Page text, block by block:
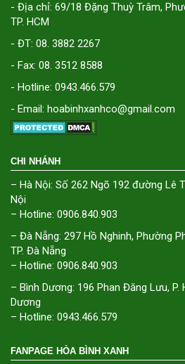
- Địa chỉ: 69/18 Đặng Thuỳ Trâm,
TP. HCM
- ĐT: 08. 3882 2267
- Fax: 08. 3512 8588
- Hotline: 0943.466.579
- Email: hoabinhxanhco@gmail.com
CHI NHÁNH
– Hà Nội: Số 262 Ngõ 192 đường Lê
Nội
– Hotline: 0906.840.903
– Đà Nẵng: 297 Hồ Nghinh, Phường
TP. Đà Nẵng
– Hotline: 0906.840.903
– Bình Dương: 196 Phan Đăng Lưu, P.
Dương
– Hotline: 0943.466.579
FANPAGE HÒA BÌNH XANH